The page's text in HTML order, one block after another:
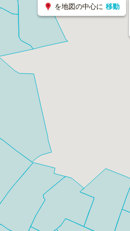
を地図の中心に 移動